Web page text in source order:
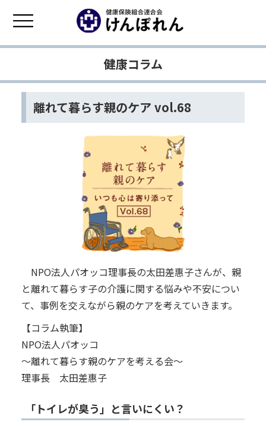
健康コラム
離れて暮らす親のケア vol.68
NPO法人パオッコ理事長の太田差惠子さんが、親
と離れて暮らす子の介護に関する悩みや不安につい
て、事例を交えながら親のケアを考えていきます。
【コラム執筆】
NPO法人パオッコ
～離れて暮らす親のケアを考える会～
理事長 太田差惠子
「トイレが臭う」と言いにくい？